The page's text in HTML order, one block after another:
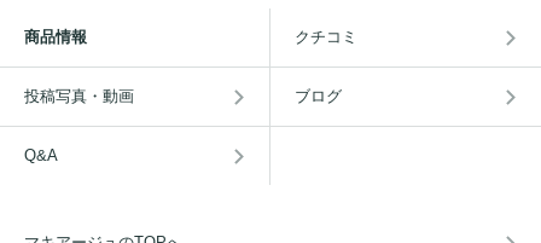
商品情報 クチコミ
投稿写真・動画 ブログ
Q&A